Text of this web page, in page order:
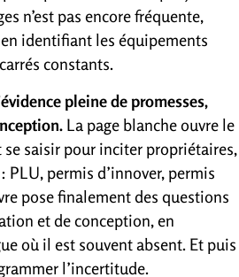
n’est pas encore fréquente,
identifiant les équipements
constants.
pleine de promesses,
La page blanche ouvre le
saisir pour inciter propriétaires,
permis d’innover, permis
pose finalement des questions
et de conception, en
où il est souvent absent. Et puis
l’incertitude.